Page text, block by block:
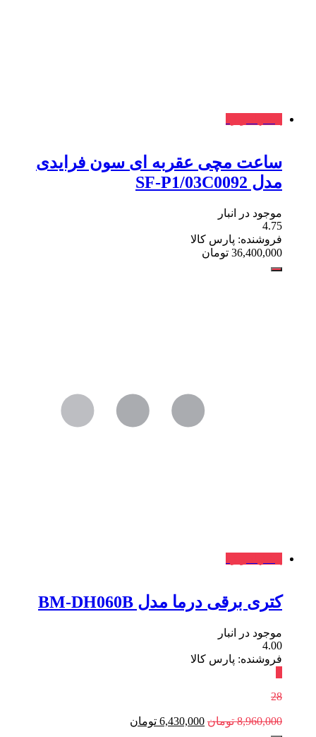
ساعت مچی عقربه ای سون فرایدی
مدل SF-P1/03C0092
موجود در انبار
4.75
فروشنده: پارس کالا
36,400,000 تومان
کتری برقی درما مدل BM-DH060B
موجود در انبار
4.00
فروشنده: پارس کالا
28
8,960,000 تومان 6,430,000 تومان